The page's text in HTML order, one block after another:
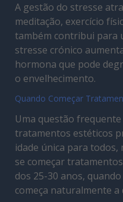
A gestão do stresse
meditação, exercício
também contribui para
stresse crónico
hormona que pode
o envelhecimento.
Quando Começar
Uma questão
tratamentos estéticos
idade única para
se começar
dos 25-30 anos,
começa naturalmente a